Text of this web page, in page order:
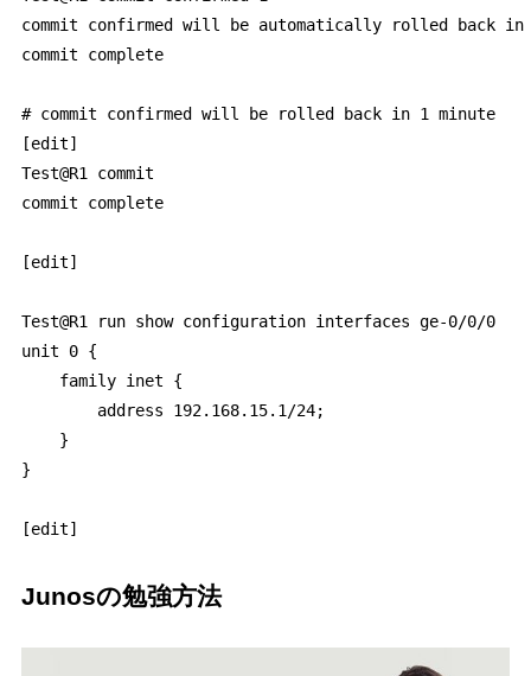
commit confirmed will be automatically rolled back in
commit complete
# commit confirmed will be rolled back in 1 minute
[edit]
Test@R1 commit
commit complete
[edit]
Test@R1 run show configuration
unit 0 {
    family inet {
        address 192.168.15.1/24;
    }
}
Junosの勉強方法